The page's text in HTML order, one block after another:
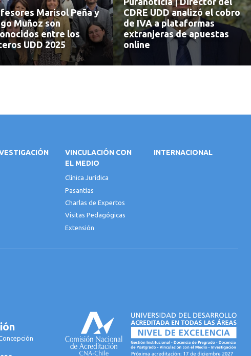
Marisol Peña y
Muñoz son
entre los
UDD 2025
CDRE UDD analizó el cobro
de IVA a plataformas
extranjeras de apuestas
online
VINCULACIÓN CON
EL MEDIO
Clínica Jurídica
Pasantías
Charlas de Expertos
Visitas Pedagógicas
Extensión
INTERNACIONAL